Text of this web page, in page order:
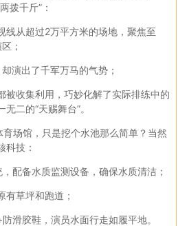
拨千斤”：
线从超过2万平方米的场地，聚焦至
；
演出了千军万马的气势；
被收集利用，巧妙化解了实际排练中的
二的“天赐舞台”。
育场馆，只是挖个水池那么简单？当然
科技：
配备水质监测设备，确保水质清洁；
有草坪和跑道；
滑胶鞋，演员水面行走如履平地。